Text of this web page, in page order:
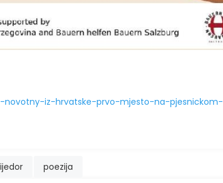
iz-hrvatske-prvo-mjesto-na-pjesnickom-
poezija